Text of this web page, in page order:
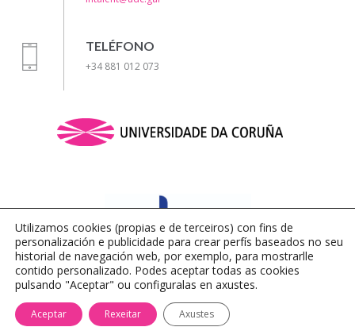
TELÉFONO
+34 881 012 073
Aviso Legal |Política de Privacidade
Utilizamos cookies (propias e de terceiros) con fins de
personalización e publicidade para crear perfís baseados ​​no seu
historial de navegación web, por exemplo, para mostrarlle
contido personalizado. Podes aceptar todas as cookies
pulsando "Aceptar" ou configuralas en axustes.
Aceptar Rexeitar Axustes